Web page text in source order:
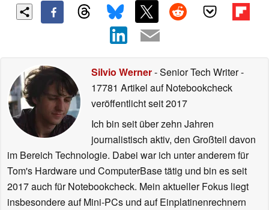
Silvio Werner- Senior Tech Writer-
17781 Artikel auf Notebookcheck
veröffentlichtseit 2017
Ich bin seit über zehn Jahren
journalistisch aktiv, den Großteil davon
im Bereich Technologie. Dabei war ich unter anderem für
Tom's Hardware und ComputerBase tätig und bin es seit
2017 auch für Notebookcheck. Mein aktueller Fokus liegt
insbesondere auf Mini-PCs und auf Einplatinenrechnern